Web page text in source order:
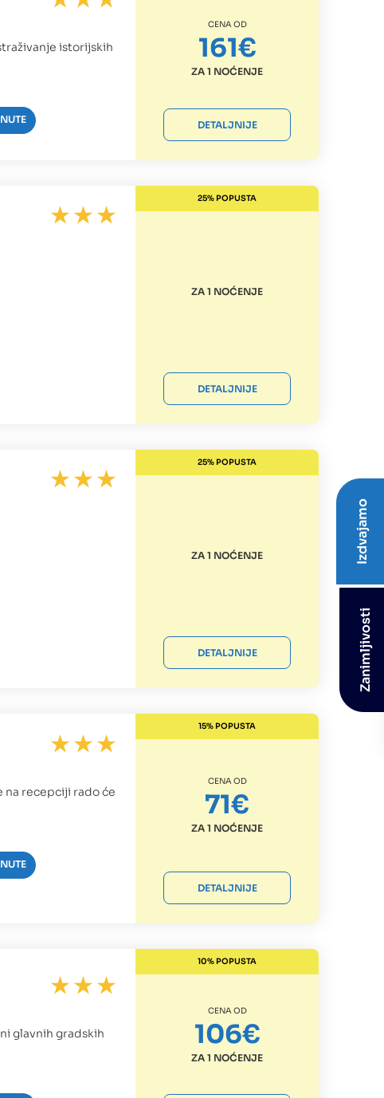
istorijskih
CENA OD
161€
ZA 1 NOĆENJE
DETALJNIJE
25% POPUSTA
ZA 1 NOĆENJE
DETALJNIJE
25% POPUSTA
ZA 1 NOĆENJE
DETALJNIJE
na recepciji rado će
15% POPUSTA
CENA OD
71€
ZA 1 NOĆENJE
DETALJNIJE
glavnih gradskih
10% POPUSTA
CENA OD
106€
ZA 1 NOĆENJE
Izdvajamo
Zanimljivosti